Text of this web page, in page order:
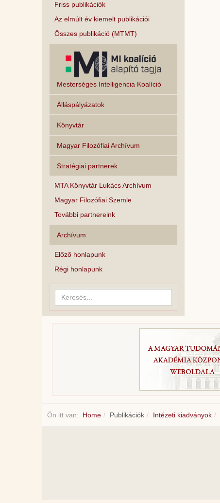
Friss publikációk
Az elmúlt év kiemelt publikációi
Összes publikáció (MTMT)
Mesterséges Intelligencia Koalíció
Álláspályázatok
Könyvtár
Magyar Filozófiai Archívum
Stratégiai partnerek
MTA Könyvtár Lukács Archívum
Magyar Filozófiai Szemle
További partnereink
Archívum
Előző honlapunk
Régi honlapunk
Keresés...
Ön itt van: Home Publikációk Intézeti kiadványok